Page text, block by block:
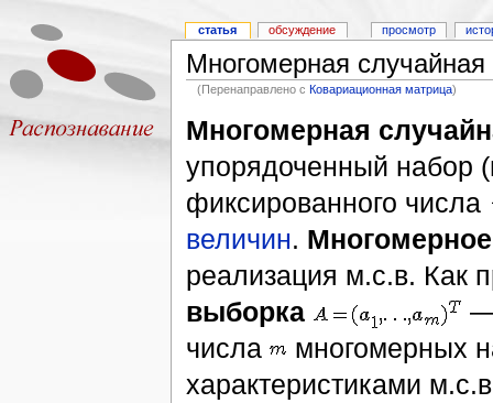
Многомерная случайная
(Перенаправлено сКовариационная матрица)
Многомерная
упорядоченный набор
фиксированного числа
величин.
реализация м.с.в. Как
выборка
—
числа
многомерных
характеристиками
статья обсуждение просмотр